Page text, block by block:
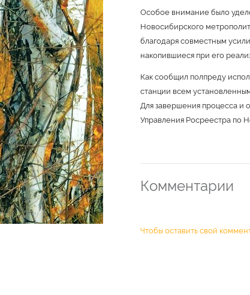
Особое внимание было
Новосибирского
благодаря совместным
накопившиеся при его
Как сообщил полпреду
станции всем
Для завершения процесса и
Управления Росреестра по
Комментарии
Чтобы оставить свой